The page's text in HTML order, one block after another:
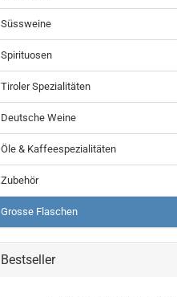
Süssweine
Spirituosen
Tiroler Spezialitäten
Deutsche Weine
Öle & Kaffeespezialitäten
Zubehör
Grosse Flaschen
Bestseller